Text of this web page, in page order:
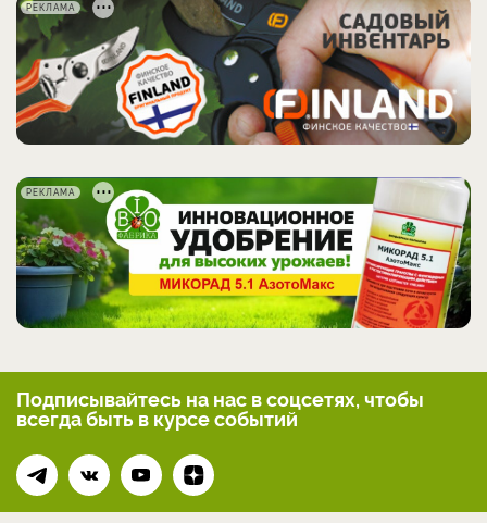
РЕКЛАМА
РЕКЛАМА
Подписывайтесь на нас в соцсетях, чтобы
всегдабыть в курсе событий